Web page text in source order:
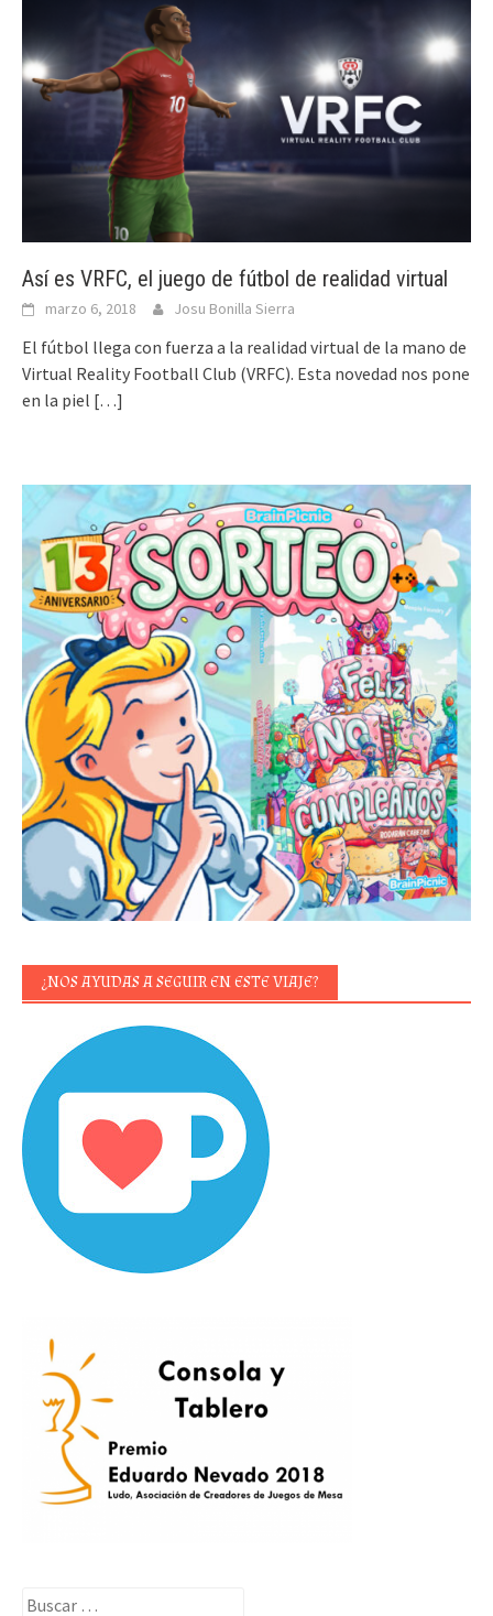
Así es VRFC, el juego de fútbol de realidad virtual
marzo 6, 2018 Josu Bonilla Sierra
El fútbol llega con fuerza a la realidad virtual de la mano de
Virtual Reality Football Club (VRFC). Esta novedad nos pone
en la piel […]
¿NOS AYUDAS A SEGUIR EN ESTE VIAJE?
Buscar: